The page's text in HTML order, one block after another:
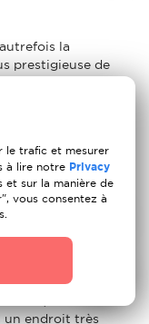
la
prestigieuse de
des eaux
c'est toujours un
de traitements
peu profonde,
la capitale
en bois et voir le
chauds en
de l'année pour
plages de sable
où la mer
un endroit très
le trafic et mesurer
à lire notre Privacy
et sur la manière de
vous consentez à